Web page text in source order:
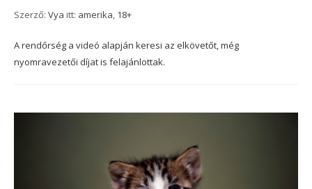
Szerző: Vya itt: amerika, 18+
A rendőrség a videó alapján keresi az elkövetőt, még
nyomravezetői díjat is felajánlottak.